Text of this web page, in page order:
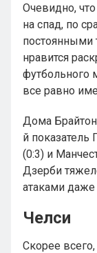
Очевидно,
на спад, по
постоянными
нравится
футбольного
все равно
Дома Брайтон
й показатель
(0:3) и
Дзерби
атаками
Челси
Скорее